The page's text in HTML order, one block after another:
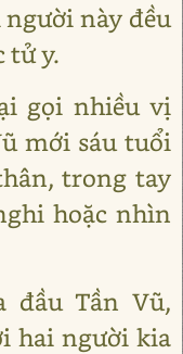
này đều
tử y.
gọi nhiều vị
mới sáu tuổi
trong tay
hoặc nhìn
đầu Tần Vũ,
hai người kia